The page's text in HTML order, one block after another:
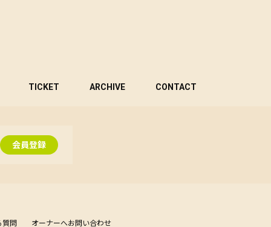
TICKET ARCHIVE CONTACT
会員登録
質問 オーナーへお問い合わせ